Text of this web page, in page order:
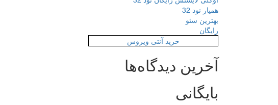
همیار نود 32
بهترین سئو
رایگان
خرید آنتی ویروس
آخرین دیدگاه‌ها
بایگانی